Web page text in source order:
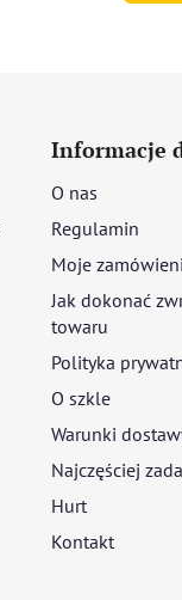
Informacje
O nas
Regulamin
Moje
Jak dokonać
towaru
Polityka
O szkle
Warunki
Najczęściej
Hurt
Kontakt